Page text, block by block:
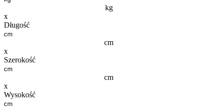
kg
x
Długość
cm
x
Szerokość
cm
x
Wysokość